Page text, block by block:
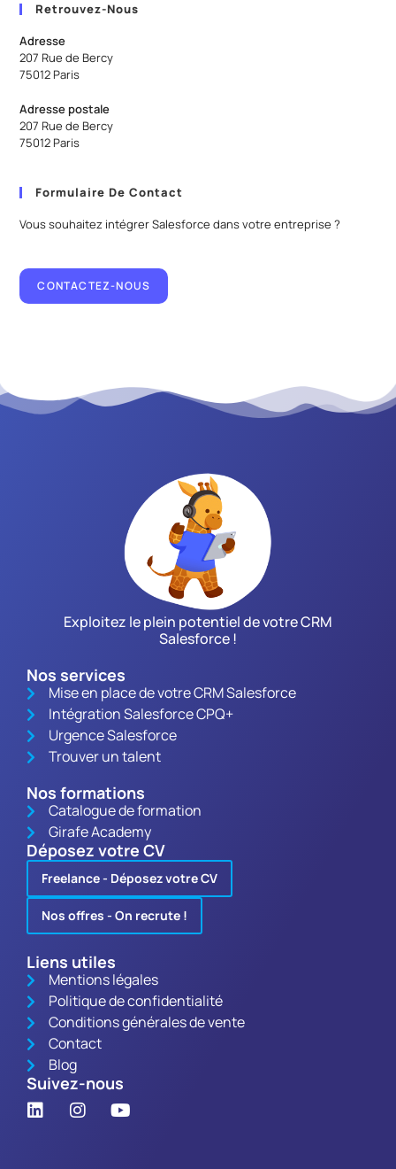
Retrouvez-Nous
Adresse
207 Rue de Bercy
75012 Paris
Adresse postale
207 Rue de Bercy
75012 Paris
Formulaire De Contact
Vous souhaitez intégrer Salesforce dans votre entreprise ?
CONTACTEZ-NOUS
Exploitez le plein potentiel de votre CRM
Salesforce !
Nos services
Mise en place de votre CRM Salesforce
Intégration Salesforce CPQ+
Urgence Salesforce
Trouver un talent
Nos formations
Catalogue de formation
Girafe Academy
Déposez votre CV
Freelance - Déposez votre CV
Nos offres - On recrute !
Liens utiles
Mentions légales
Politique de confidentialité
Conditions générales de vente
Contact
Blog
Suivez-nous